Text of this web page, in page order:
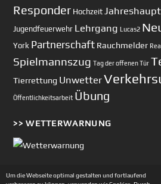
Responder Hochzeit
Jugendfeuerwehr Lehrgang Lucas2
York Partnerschaft Rauchmelder
Spielmannszug Tag der offenen Tür
Tierrettung Unwetter
Öffentlichkeitsarbeit Übung
>> WETTERWARNUNG
Um die Webseite optimal gestalten und fortlaufend